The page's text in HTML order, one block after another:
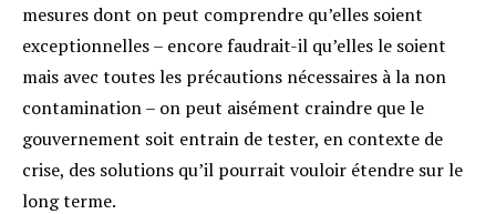
mesures dont on peut comprendre qu’elles soient
exceptionnelles – encore faudrait-il qu’elles le soient
mais avec toutes les précautions nécessaires à la non
contamination – on peut aisément craindre que le
gouvernement soit entrain de tester, en contexte de
crise, des solutions qu’il pourrait vouloir étendre sur le
long terme.